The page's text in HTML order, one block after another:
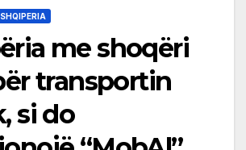
SHQIPERIA
me shoqëri
transportin
si do